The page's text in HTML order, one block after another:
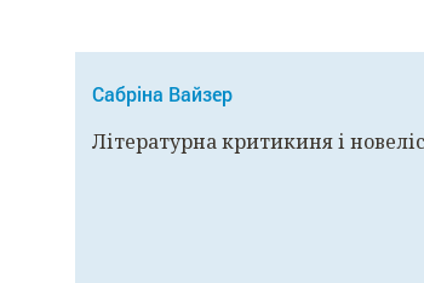
Сабріна Вайзер
Літературна критикиня і